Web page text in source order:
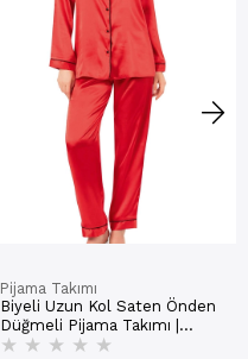
Pijama Takımı
Biyeli Uzun Kol Saten Önden
Düğmeli Pijama Takımı |
Kırmızı 7647
★ ★ ★ ★ ★